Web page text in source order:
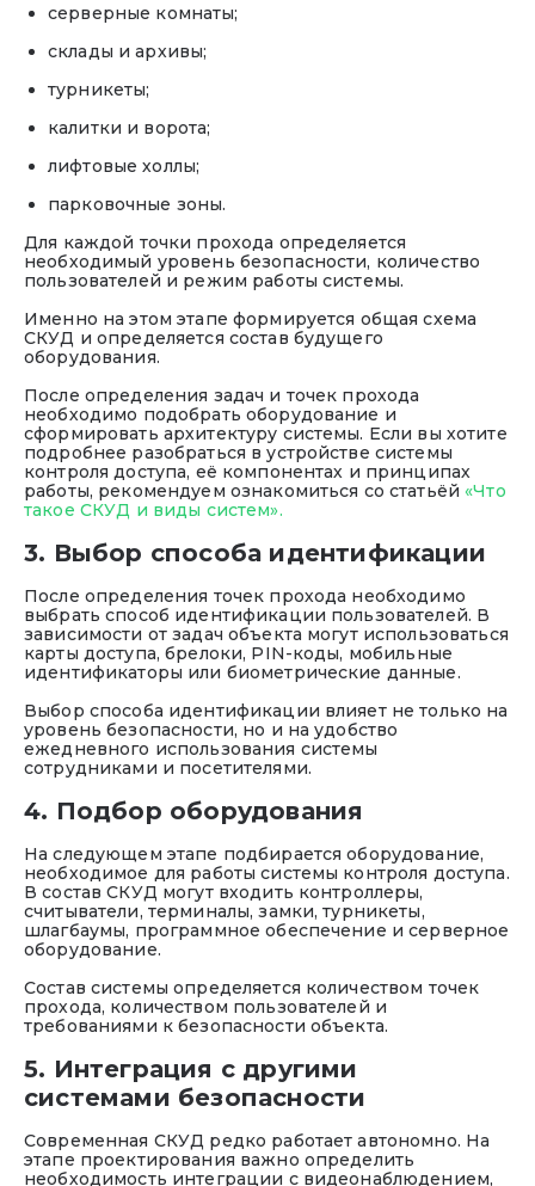
серверные комнаты;
склады и архивы;
турникеты;
калитки и ворота;
лифтовые холлы;
парковочные зоны.
Для каждой точки прохода определяется
необходимый уровень безопасности, количество
пользователей и режим работы системы.
Именно на этом этапе формируется общая схема
СКУД и определяется состав будущего
оборудования.
После определения задач и точек прохода
необходимо подобрать оборудование и
сформировать архитектуру системы. Если вы хотите
подробнее разобраться в устройстве системы
контроля доступа, её компонентах и принципах
работы, рекомендуем ознакомиться со статьёй «Что
такое СКУД и виды систем».
3. Выбор способа идентификации
После определения точек прохода необходимо
выбрать способ идентификации пользователей. В
зависимости от задач объекта могут использоваться
карты доступа, брелоки, PIN-коды, мобильные
идентификаторы или биометрические данные.
Выбор способа идентификации влияет не только на
уровень безопасности, но и на удобство
ежедневного использования системы
сотрудниками и посетителями.
4. Подбор оборудования
На следующем этапе подбирается оборудование,
необходимое для работы системы контроля доступа.
В состав СКУД могут входить контроллеры,
считыватели, терминалы, замки, турникеты,
шлагбаумы, программное обеспечение и серверное
оборудование.
Состав системы определяется количеством точек
прохода, количеством пользователей и
требованиями к безопасности объекта.
5. Интеграция с другими
системами безопасности
Современная СКУД редко работает автономно. На
этапе проектирования важно определить
необходимость интеграции с видеонаблюдением,